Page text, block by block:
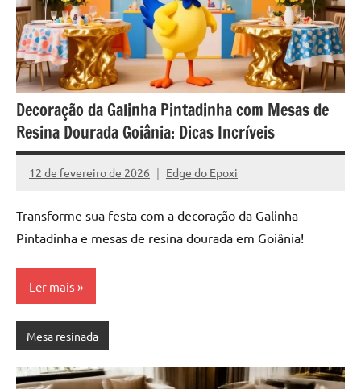
jantar
de
resina
e
as
inovadoras
mesas
cascata
Quer
à
procura
redonda
para
ou
Decoração da Galinha Pintadinha com Mesas de
Resina Dourada Goiânia: Dicas Incríveis
12 de fevereiro de 2026 Edge do Epoxi
Nenhum
Transforme sua festa com a decoração da Galinha
Pintadinha e mesas de resina dourada em Goiânia!
Ler mais
Mesa resinada